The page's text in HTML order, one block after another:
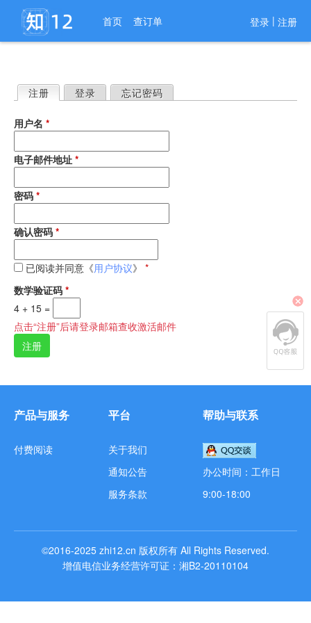
首页
查订单 登录 | 注册
标
签
注册 （活动标签）
登录 忘记密码
用户名 *
电子邮件地址 *
密码 *
确认密码 *
已阅读并同意《用户协议》 *
数学验证码 *
4 + 15 =
点击“注册”后请登录邮箱查收激活邮件
产品与服务
付费阅读
平台
关于我们
通知公告
服务条款
帮助与联系
办公时间：工作日
9:00-18:00
©2016-2025 zhi12.cn 版权所有 All Rights Reserved.
增值电信业务经营许可证：湘B2-20110104